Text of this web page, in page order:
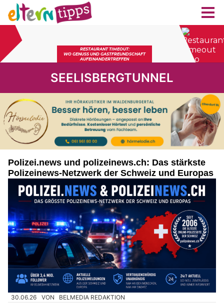
SEELISBERGTUNNEL
Polizei.news und polizeinews.ch: Das stärkste
Polizeinews-Netzwerk der Schweiz und Europas
30.06.26 VON BELMEDIA REDAKTION